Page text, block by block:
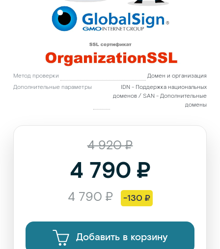
Метод проверки
Домен и организация
Дополнительные параметры
IDN - Поддержка национальных
доменов / SAN - Дополнительные
домены
4 920 ₽
4 790 ₽
4 790 ₽ -130 ₽
Добавить в корзину